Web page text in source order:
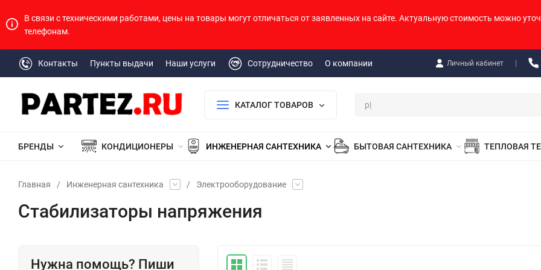
В связи с техническими работами, цены на товары могут отличаться от заявленных на сайте. Актуальную стоимость можно
телефонам.
Контакты Пункты выдачи Наши услуги Сотрудничество О компании Личный кабинет
КАТАЛОГ ТОВАРОВ
БРЕНДЫ КОНДИЦИОНЕРЫ ИНЖЕНЕРНАЯ САНТЕХНИКА БЫТОВАЯ САНТЕХНИКА ТЕПЛОВАЯ
Главная / Инженерная сантехника / Электрооборудование
Стабилизаторы напряжения
Нужна помощь? Пиши